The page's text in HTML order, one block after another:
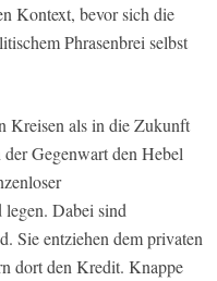
Kontext, bevor sich die
Phrasenbrei selbst
Kreisen als in die Zukunft
Gegenwart den Hebel
Dabei sind
Sie entziehen dem privaten
dort den Kredit. Knappe